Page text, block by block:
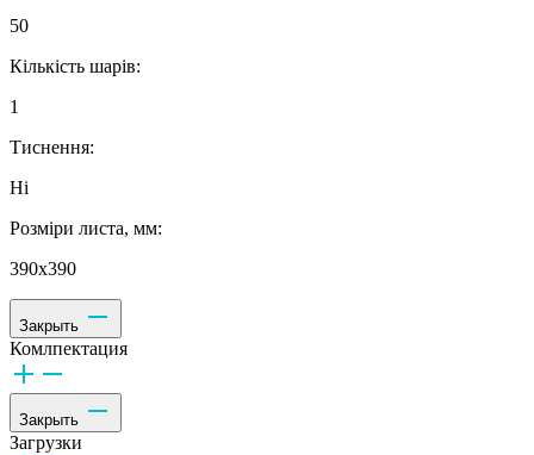
50
Кількість шарів:
1
Тиснення:
Ні
Розміри листа, мм:
390х390
Закрыть
Комлпектация
Закрыть
Загрузки